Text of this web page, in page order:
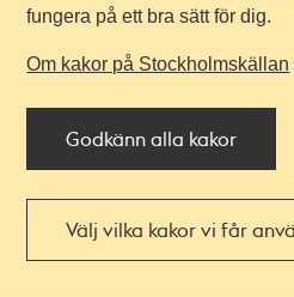
fungera på ett bra sätt för dig.
Om kakor på Stockholmskällan
Godkänn alla kakor
Välj vilka kakor vi får